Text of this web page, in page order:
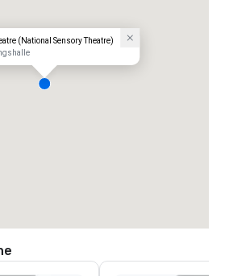
(National Sensory Theatre)